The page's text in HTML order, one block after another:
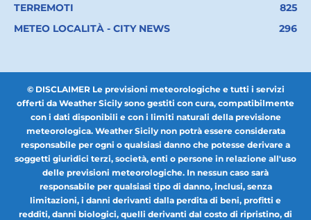
TERREMOTI
825
METEO LOCALITÀ - CITY NEWS
296
© DISCLAIMER Le previsioni meteorologiche e tutti i servizi
offerti da Weather Sicily sono gestiti con cura, compatibilmente
con i dati disponibili e con i limiti naturali della previsione
meteorologica. Weather Sicily non potrà essere considerata
responsabile per ogni o qualsiasi danno che potesse derivare a
soggetti giuridici terzi, società, enti o persone in relazione all'uso
delle previsioni meteorologiche. In nessun caso sarà
responsabile per qualsiasi tipo di danno, inclusi, senza
limitazioni, i danni derivanti dalla perdita di beni, profitti e
redditi, danni biologici, quelli derivanti dal costo di ripristino, di